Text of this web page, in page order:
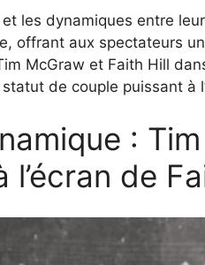
et les dynamiques entre
offrant aux spectateurs
McGraw et Faith Hill
de couple puissant à
:
l’écran de